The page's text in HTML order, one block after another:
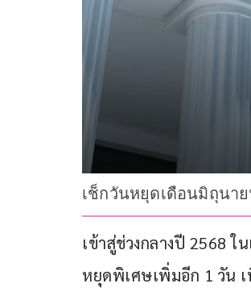
เช็กวันหยุดเดือนมิถุนา
เข้าสู่ช่วงกลางปี 2568
หยุดพิเศษเพิ่มอีก 1 วัน